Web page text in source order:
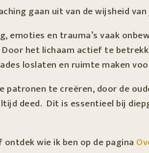
gaan uit van de wijsheid
emoties en trauma’s vaak
Door het lichaam actief te
loslaten en ruimte maken
patronen te creëren, door de
deed. Dit is essentieel bij
ontdek wie ik ben op de pagina